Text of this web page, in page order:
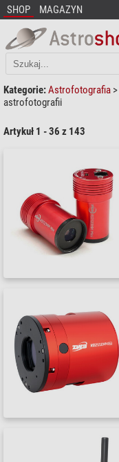
SHOP MAGAZYN
Kategorie:Astrofotografia >
astrofotografii
Artykuł 1 - 36 z 143